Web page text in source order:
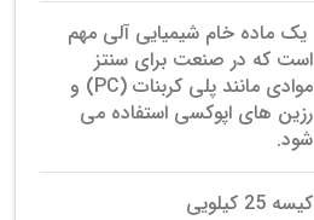
یک ماده خام شیمیایی آلی مهم
است که در صنعت برای سنتز
موادی مانند پلی کربنات (PC) و
رزین های اپوکسی استفاده می
شود.
کیسه 25 کیلویی